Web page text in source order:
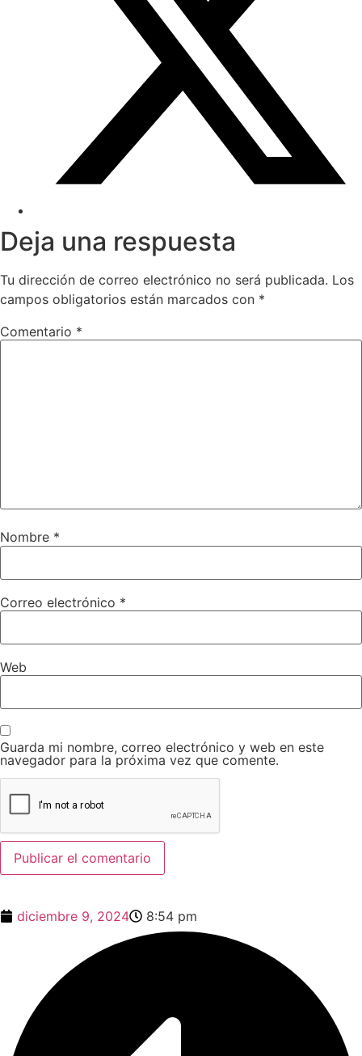
Deja una respuesta
Tu dirección de correo electrónico no será publicada. Los
campos obligatorios están marcados con *
Comentario *
Nombre *
Correo electrónico *
Web
Guarda mi nombre, correo electrónico y web en este
navegador para la próxima vez que comente.
diciembre 9, 2024 8:54 pm